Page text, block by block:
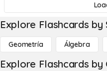
Explore Flashcards by
Geometría Álgebra
Explore Flashcards by